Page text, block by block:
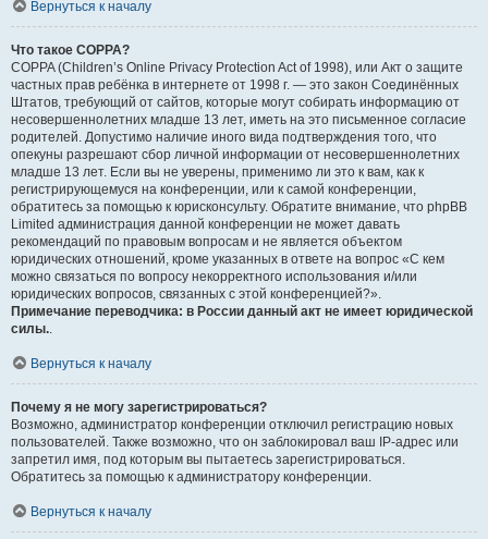
Вернуться к началу
Что такое COPPA?
COPPA (Children’s Online Privacy Protection Act of 1998), или Акт о защите
частных прав ребёнка в интернете от 1998 г. — это закон Соединённых
Штатов, требующий от сайтов, которые могут собирать информацию от
несовершеннолетних младше 13 лет, иметь на это письменное согласие
родителей. Допустимо наличие иного вида подтверждения того, что
опекуны разрешают сбор личной информации от несовершеннолетних
младше 13 лет. Если вы не уверены, применимо ли это к вам, как к
регистрирующемуся на конференции, или к самой конференции,
обратитесь за помощью к юрисконсульту. Обратите внимание, что phpBB
Limited администрация данной конференции не может давать
рекомендаций по правовым вопросам и не является объектом
юридических отношений, кроме указанных в ответе на вопрос «С кем
можно связаться по вопросу некорректного использования и/или
юридических вопросов, связанных с этой конференцией?».
Примечание переводчика: в России данный акт не имеет юридической
силы..
Вернуться к началу
Почему я не могу зарегистрироваться?
Возможно, администратор конференции отключил регистрацию новых
пользователей. Также возможно, что он заблокировал ваш IP-адрес или
запретил имя, под которым вы пытаетесь зарегистрироваться.
Обратитесь за помощью к администратору конференции.
Вернуться к началу